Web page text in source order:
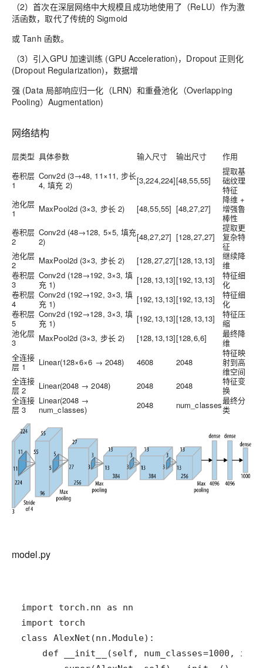
（2）首次在深层网络中大规模且成功地使用了（ReLU）作为激
活函数，取代了传统的 Sigmoid
或 Tanh 函数。
（3） 引入GPU 加速训练 (GPU Acceleration)，Dropout 正则化
(Dropout Regularization)，数据增
强 (Data 局部响应归一化（LRN）和重叠池化（Overlapping
Pooling）Augmentation)
网络结构
层类型 具体参数 输入尺寸 输出尺寸
作用
卷积层
1
Conv2d (3→48, 11×11, 步长
4, 填充 2)
[3,224,224][48,55,55]
提取基
础纹理
特征
池化层
1
MaxPool2d (3×3, 步长 2) [48,55,55] [48,27,27]
降维 +
增强鲁
棒性
卷积层
2
Conv2d (48→128, 5×5, 填充
2)
[48,27,27] [128,27,27]
提取更
复杂特
征
池化层
2
MaxPool2d (3×3, 步长 2) [128,27,27][128,13,13]
继续降
维
卷积层
3
Conv2d (128→192, 3×3, 填
充 1)
[128,13,13][192,13,13]
特征细
化
卷积层
4
Conv2d (192→192, 3×3, 填
充 1)
[192,13,13][192,13,13]
特征细
化
卷积层
5
Conv2d (192→128, 3×3, 填
充 1)
[192,13,13][128,13,13]
特征压
缩
池化层
3
MaxPool2d (3×3, 步长 2) [128,13,13][128,6,6]
最终降
维
全连接
层 1
Linear(128×6×6 → 2048) 4608 2048
特征映
射到高
维空间
全连接
层 2
Linear(2048 → 2048) 2048 2048
特征变
换
全连接
层 3
Linear(2048 →
num_classes)
2048 num_classes最终分
类
model.py